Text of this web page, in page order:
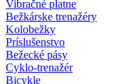
Vibračné platne
Bežkárske trenažéry
Kolobežky
Príslušenstvo
Bežecké pásy
Cyklo-trenažér
Bicykle